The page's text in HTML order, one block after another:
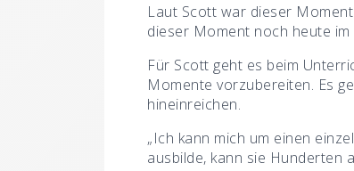
Laut Scott war dieser
dieser Moment noch heute
Für Scott geht es beim
Momente vorzubereiten. Es
hineinreichen.
„Ich kann mich um einen
ausbilde, kann sie Hunderten